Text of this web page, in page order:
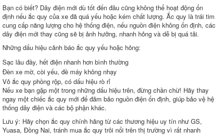
Bạn có biết? Dây điện mới dù tốt đến đâu cũng không thể hoạt động ổn
định nếu ắc quy của xe đã quá yếu hoặc kém chất lượng. Ắc quy là trái tim
cung cấp năng lượng cho hệ thống điện, nếu nguồn điện không ổn định, các
dây điện mới thay cũng sẽ bị ảnh hưởng, nhanh hỏng và dễ bị quá tải.
Những dấu hiệu cảnh báo ắc quy yếu hoặc hỏng:
Sạc lâu đầy, hết điện nhanh hơn bình thường
Đèn xe mờ, còi yếu, đề máy không nhạy
Vỏ ắc quy phồng rộp, có dấu hiệu rò rỉ
Nếu xe bạn gặp một trong những dấu hiệu trên, đừng chần chừ! Hãy thay
ngay một chiếc ắc quy mới để đảm bảo nguồn điện ổn định, giúp bảo vệ hệ
thống dây điện và các bộ phận khác.
Lưu ý: Hãy chọn ắc quy chính hãng từ các thương hiệu uy tín như GS,
Yuasa, Đồng Nai, tránh mua ắc quy trôi nổi trên thị trường vì rất nhanh